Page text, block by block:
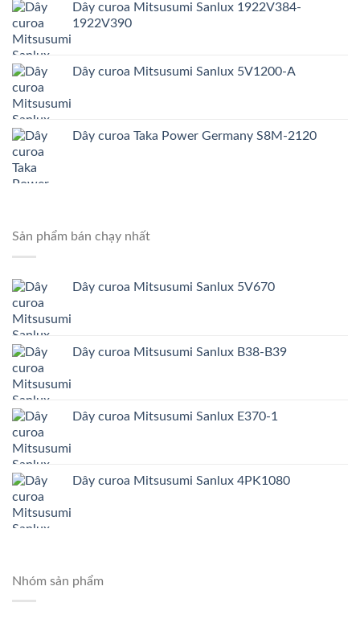
Dây curoa Mitsusumi Sanlux 1922V384-
1922V390
Dây curoa Mitsusumi Sanlux 5V1200-A
Dây curoa Taka Power Germany S8M-2120
Sản phẩm bán chạy nhất
Dây curoa Mitsusumi Sanlux 5V670
Dây curoa Mitsusumi Sanlux B38-B39
Dây curoa Mitsusumi Sanlux E370-1
Dây curoa Mitsusumi Sanlux 4PK1080
Nhóm sản phẩm